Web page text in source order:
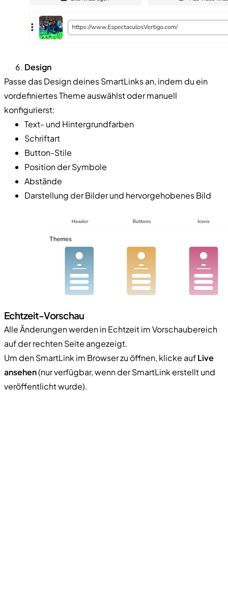
Design
Passe das Design deines SmartLinks an, indem du ein
vordefiniertes Theme auswählst oder manuell
konfigurierst:
Text- und Hintergrundfarben
Schriftart
Button-Stile
Position der Symbole
Abstände
Darstellung der Bilder und hervorgehobenes Bild
Echtzeit-Vorschau
Alle Änderungen werden in Echtzeit im Vorschaubereich
auf der rechten Seite angezeigt.
Um den SmartLink im Browser zu öffnen, klicke aufLive
ansehen(nur verfügbar, wenn der SmartLink erstellt und
veröffentlicht wurde).